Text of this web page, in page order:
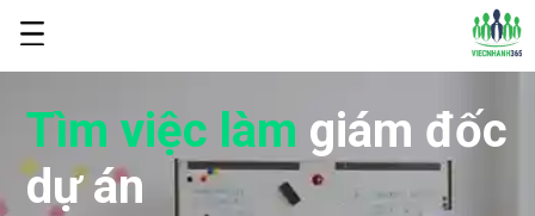
Tìm việc làm giám đốc
dự án